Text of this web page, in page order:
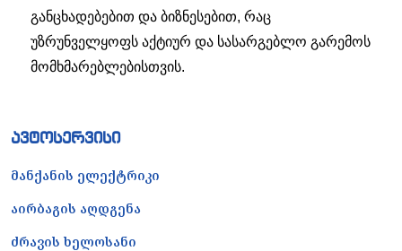
განცხადებებით და ბიზნესებით, რაც
უზრუნველყოფს აქტიურ და სასარგებლო გარემოს
მომხმარებლებისთვის.
ავტოსერვისი
მანქანის ელექტრიკი
აირბაგის აღდგენა
ძრავის ხელოსანი